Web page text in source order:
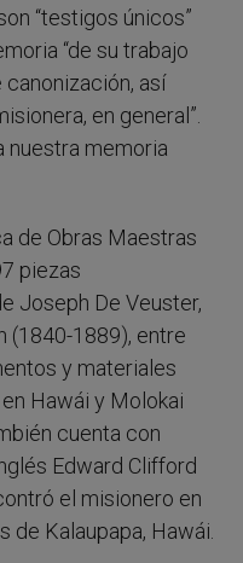
“testigos únicos”
“de su trabajo
así
en general”.
nuestra memoria
de Obras Maestras
piezas
Joseph De Veuster,
(1840-1889), entre
y materiales
Hawái y Molokai
cuenta con
Edward Clifford
el misionero en
de Kalaupapa, Hawái.